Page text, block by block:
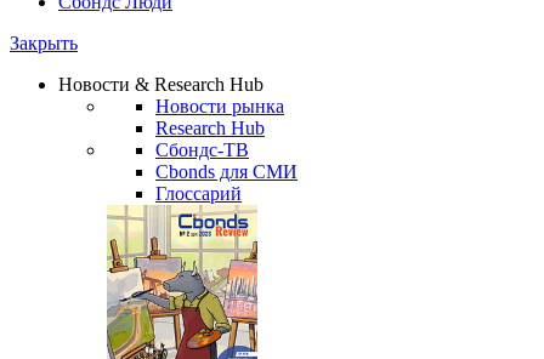
Закрыть
Новости & Research Hub
Новости рынка
Research Hub
Сбондс-ТВ
Cbonds для СМИ
Глоссарий